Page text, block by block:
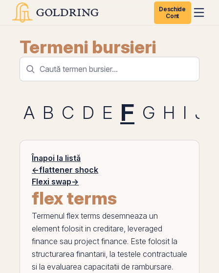
Deschide
Cont
Termeni bursieri
A B C D E F G H I J
Înapoi la listă
←flattener shock
Flexi swap→
flex terms
Termenul flex terms desemneaza un
element folosit in creditare, leveraged
finance sau project finance. Este folosit la
structurarea finantarii, la testele contractuale
si la evaluarea capacitatii de rambursare.